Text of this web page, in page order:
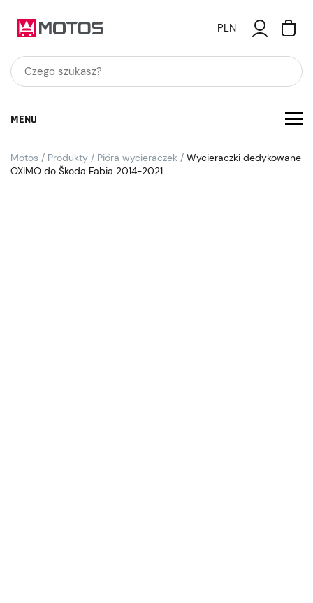
PLN
MENU
Motos / Produkty / Pióra wycieraczek / Wycieraczki dedykowane
OXIMO do Škoda Fabia 2014-2021